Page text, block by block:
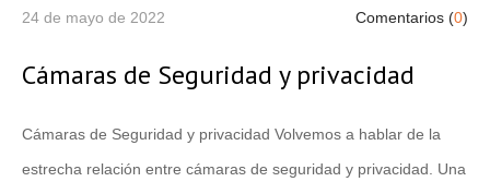
24 de mayo de 2022 Comentarios (0)
Cámaras de Seguridad y privacidad
Cámaras de Seguridad y privacidad Volvemos a hablar de la
estrecha relación entre cámaras de seguridad y privacidad. Una